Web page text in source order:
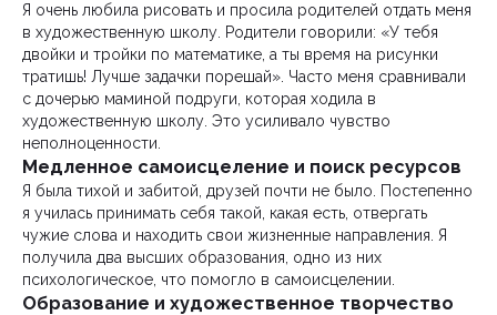
Я очень любила рисовать и просила родителей отдать меня
в художественную школу. Родители говорили: «У тебя
двойки и тройки по математике, а ты время на рисунки
тратишь! Лучше задачки порешай». Часто меня сравнивали
с дочерью маминой подруги, которая ходила в
художественную школу. Это усиливало чувство
неполноценности.
Медленное самоисцеление и поиск ресурсов
Я была тихой и забитой, друзей почти не было. Постепенно
я училась принимать себя такой, какая есть, отвергать
чужие слова и находить свои жизненные направления. Я
получила два высших образования, одно из них
психологическое, что помогло в самоисцелении.
Образование и художественное творчество